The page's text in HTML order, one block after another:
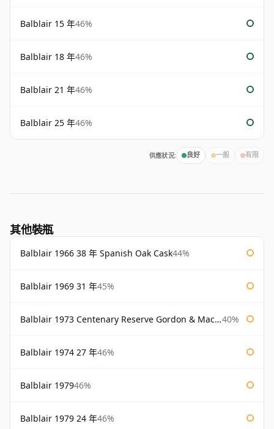
Balblair 15 年46%
Balblair 18 年46%
Balblair 21 年46%
Balblair 25 年46%
供應狀況: 良好 一般 有限
其他裝瓶
Balblair 1966 38 年 Spanish Oak Cask44%
Balblair 1969 31 年45%
Balblair 1973 Centenary Reserve Gordon & Macphail 40%
Balblair 1974 27 年46%
Balblair 197946%
Balblair 1979 24 年46%